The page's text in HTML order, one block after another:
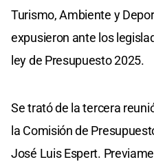
Turismo, Ambiente y
expusieron ante los
ley de Presupuesto 2025.
Se trató de la tercera
la Comisión de
José Luis Espert.